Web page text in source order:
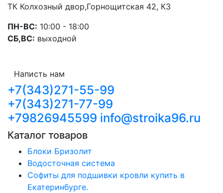
ТК Колхозный двор,Горнощитская 42, К3
ПН-ВС: 10:00 - 18:00
СБ,ВС: выходной
Написть нам
+7(343)271-55-99
+7(343)271-77-99
+79826945599 info@stroika96.ru
Каталог товаров
Блоки Бризолит
Водосточная система
Софиты для подшивки кровли купить в
Екатеринбурге.